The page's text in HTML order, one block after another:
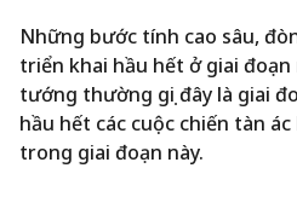
Những bước tính cao sâu,
triển khai hầu hết ở giai
tướng thường gọi đây là giai
hầu hết các cuộc chiến tàn
trong giai đoạn này.